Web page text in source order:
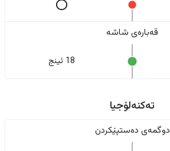
قەبارەی شاشە
18 ئینج
تەکنەلۆجیا
دوگمەی دەستپێکردن